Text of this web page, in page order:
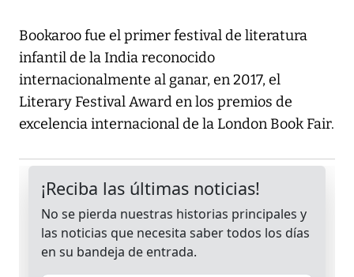
Bookaroo fue el primer festival de literatura
infantil de la India reconocido
internacionalmente al ganar, en 2017, el
Literary Festival Award en los premios de
excelencia internacional de la London Book Fair.